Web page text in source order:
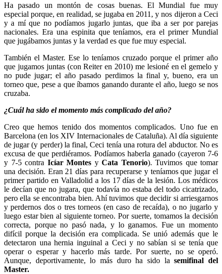
Ha pasado un montón de cosas buenas. El Mundial fue muy
especial porque, en realidad, se jugaba en 2011, y nos dijeron a Ceci
y a mí que no podíamos jugarlo juntas, que iba a ser por parejas
nacionales. Era una espinita que teníamos, era el primer Mundial
que jugábamos juntas y la verdad es que fue muy especial.
También el Master. Ese lo teníamos cruzado porque el primer año
que jugamos juntas (con Reiter en 2010) me lesioné en el gemelo y
no pude jugar; el año pasado perdimos la final y, bueno, era un
torneo que, pese a que íbamos ganando durante el año, luego se nos
cruzaba.
¿Cuál ha sido el momento más complicado del año?
Creo que hemos tenido dos momentos complicados. Uno fue en
Barcelona (en los XIV Internacionales de Cataluña). Al día siguiente
de jugar (y perder) la final, Ceci tenía una rotura del abductor. No es
excusa de que perdiéramos. Podíamos haberla ganado (cayeron 7-6
y 7-5 contra Icíar Montes y Cata Tenorio). Tuvimos que tomar
una decisión. Eran 21 días para recuperarse y teníamos que jugar el
primer partido en Valladolid a los 17 días de la lesión. Los médicos
le decían que no jugara, que todavía no estaba del todo cicatrizado,
pero ella se encontraba bien. Ahí tuvimos que decidir si arriesgarnos
y perdernos dos o tres torneos (en caso de recaída), o no jugarlo y
luego estar bien al siguiente torneo. Por suerte, tomamos la decisión
correcta, porque no pasó nada, y lo ganamos. Fue un momento
difícil porque la decisión era complicada. Se unió además que le
detectaron una hernia inguinal a Ceci y no sabían si se tenía que
operar o esperar y hacerlo más tarde. Por suerte, no se operó.
Aunque, deportivamente, lo más duro ha sido lasemifinal del
Master.